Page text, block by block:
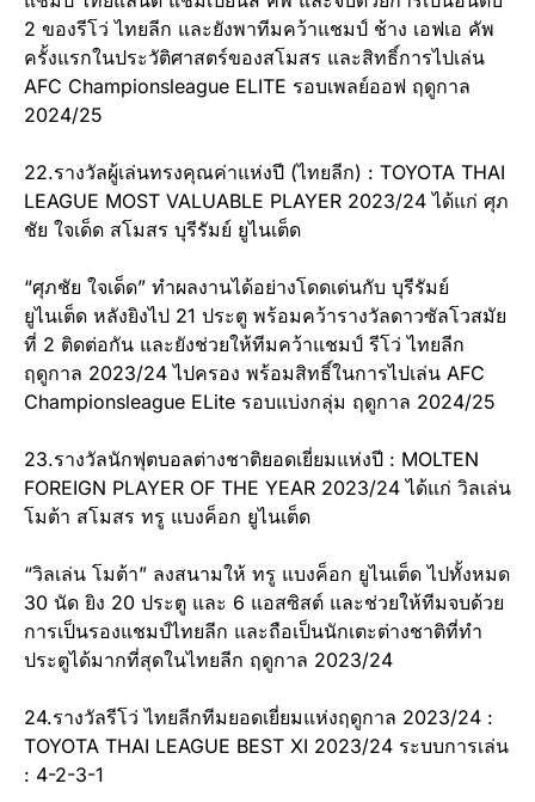
2 ของรีโว่ ไทยลีก และยังพาทีมคว้าแชมป์ ช้าง เอฟเอ คัพ
ครั้งแรกในประวัติศาสตร์ของสโมสร และสิทธิ์การไปเล่น
AFC Championsleague ELITE รอบเพลย์ออฟ ฤดูกาล
2024/25
22.รางวัลผู้เล่นทรงคุณค่าแห่งปี (ไทยลีก) : TOYOTA THAI
LEAGUE MOST VALUABLE PLAYER 2023/24 ได้แก่ ศุภ
ชัย ใจเด็ด สโมสร บุรีรัมย์ ยูไนเต็ด
“ศุภชัย ใจเด็ด” ทำผลงานได้อย่างโดดเด่นกับ บุรีรัมย์
ยูไนเต็ด หลังยิงไป 21 ประตู พร้อมคว้ารางวัลดาวซัลโวสมัย
ที่ 2 ติดต่อกัน และยังช่วยให้ทีมคว้าแชมป์ รีโว่ ไทยลีก
ฤดูกาล 2023/24 ไปครอง พร้อมสิทธิ์ในการไปเล่น AFC
Championsleague ELite รอบแบ่งกลุ่ม ฤดูกาล 2024/25
23.รางวัลนักฟุตบอลต่างชาติยอดเยี่ยมแห่งปี : MOLTEN
FOREIGN PLAYER OF THE YEAR 2023/24 ได้แก่ วิลเล่น
โมต้า สโมสร ทรู แบงค็อก ยูไนเต็ด
“วิลเล่น โมต้า” ลงสนามให้ ทรู แบงค็อก ยูไนเต็ด ไปทั้งหมด
30 นัด ยิง 20 ประตู และ 6 แอสซิสต์ และช่วยให้ทีมจบด้วย
การเป็นรองแชมป์ไทยลีก และถือเป็นนักเตะต่างชาติที่ทำ
ประตูได้มากที่สุดในไทยลีก ฤดูกาล 2023/24
24.รางวัลรีโว่ ไทยลีกทีมยอดเยี่ยมแห่งฤดูกาล 2023/24 :
TOYOTA THAI LEAGUE BEST XI 2023/24 ระบบการเล่น
: 4-2-3-1